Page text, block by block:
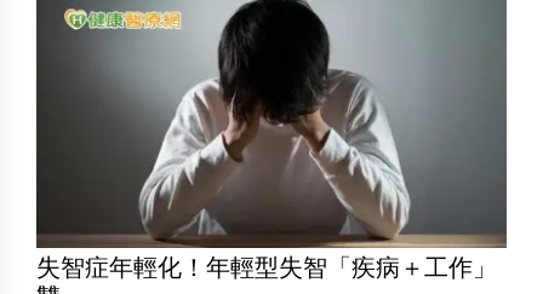
失智症年輕化！年輕型失智「疾病＋工作」